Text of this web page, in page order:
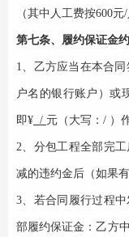
（其中人工费按600元/
第七条、履约保证金
1、乙方应当在本合
户名的银行账户）或
即¥ / 元（大写： / ）
2、分包工程全部完
减的违约金后（如果
3、若合同履行过程
部履约保证金：乙方